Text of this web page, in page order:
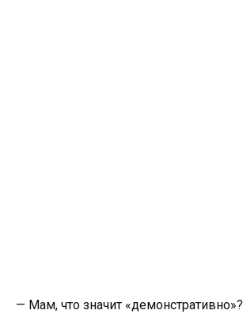
— Мам, что значит «демонстративно»?